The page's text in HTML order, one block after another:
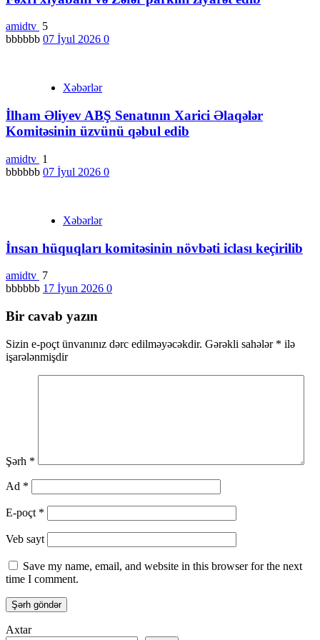
amidtv 5
bbbbbb 07 İyul 2026 0
Xəbərlər
İlham Əliyev ABŞ Senatının Xarici Əlaqələr
Komitəsinin üzvünü qəbul edib
amidtv 1
bbbbbb 07 İyul 2026 0
Xəbərlər
İnsan hüquqları komitəsinin növbəti iclası keçirilib
amidtv 7
bbbbbb 17 İyun 2026 0
Bir cavab yazın
Sizin e-poçt ünvanınız dərc edilməyəcəkdir. Gərəkli sahələr * ilə
işarələnmişdir
Şərh *
Ad *
E-poçt *
Veb sayt
Save my name, email, and website in this browser for the next
time I comment.
Axtar